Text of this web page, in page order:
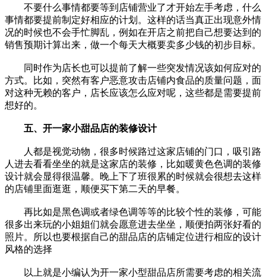
不要什么事情都要等到店铺营业了才开始左手考虑，什么
事情都要提前制定好相应的计划。这样的话当真正出现意外情
况的时候也不会手忙脚乱，例如在开店之前把自己想要达到的
销售预期计算出来，做一个每天大概要卖多少钱的初步目标。
同时作为店长也可以提前了解一些突发情况该如何应对的
方式。比如，突然有客户恶意攻击店铺内食品的质量问题，面
对这种无赖的客户，店长应该怎么应对呢，这些都是需要提前
想好的。
五、开一家小甜品店的装修设计
人都是视觉动物，很多时候路过这家店铺的门口，吸引路
人进去看看坐坐的就是这家店的装修，比如暖黄色色调的装修
设计就会显得很温馨。晚上下了班很累的时候就会很想去这样
的店铺里面逛逛，顺便买下第二天的早餐。
再比如是黑色调或者绿色调等等的比较个性的装修，可能
很多出来玩的小姐姐们就会愿意进去坐坐，顺便拍两张好看的
照片。所以也要根据自己的甜品店的店铺定位进行相应的设计
风格的选择
以上就是小编认为开一家小型甜品店所需要考虑的相关流